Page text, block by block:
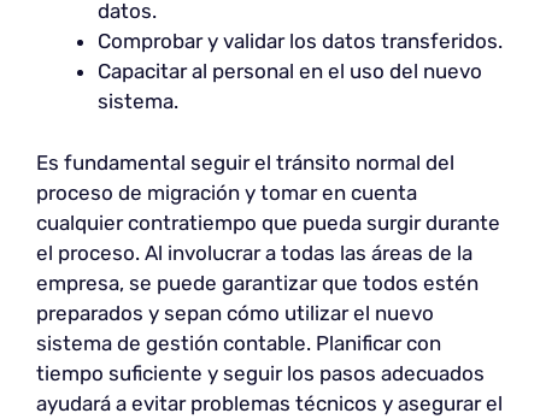
datos.
Comprobar y validar los datos transferidos.
Capacitar al personal en el uso del nuevo
sistema.
Es fundamental seguir el tránsito normal del
proceso de migración y tomar en cuenta
cualquier contratiempo que pueda surgir durante
el proceso. Al involucrar a todas las áreas de la
empresa, se puede garantizar que todos estén
preparados y sepan cómo utilizar el nuevo
sistema de gestión contable. Planificar con
tiempo suficiente y seguir los pasos adecuados
ayudará a evitar problemas técnicos y asegurar el